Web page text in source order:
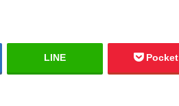
LINE Pocket